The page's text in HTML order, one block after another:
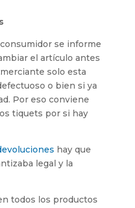
se informe
el artículo antes
solo esta
o bien si ya
Por eso conviene
tiquets por si hay
hay que
legal y la
todos los productos